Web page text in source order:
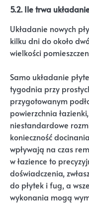
5.2. Ile trwa
Układanie nowych
kilku dni do około
wielkości
Samo układanie
tygodnia przy
przygotowanym
powierzchnia
niestandardowe
konieczność
wpływają na czas
w łazience to
doświadczenia,
do płytek i fug, a
wykonania mogą